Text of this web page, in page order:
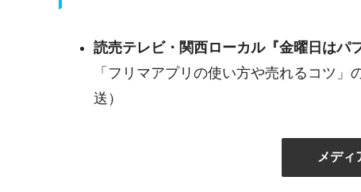
読売テレビ・関西ローカル『金曜日はパフ
「フリマアプリの使い方や売れるコツ
送）
メディ